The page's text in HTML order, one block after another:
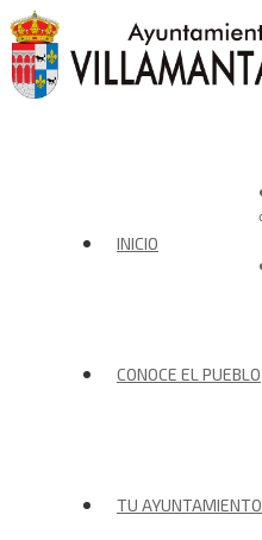
INICIO
CONOCE EL PUEBLO
TU AYUNTAMIENTO